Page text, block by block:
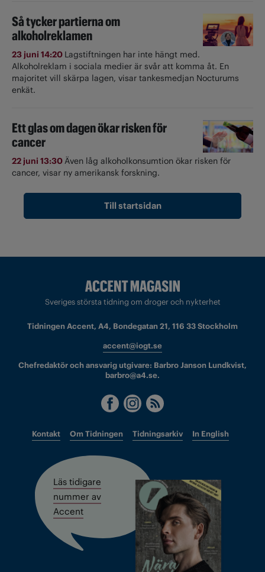
Så tycker partierna om
alkoholreklamen
23 juni 14:20 Lagstiftningen har inte hängt med.
Alkoholreklam i sociala medier är svår att komma åt. En
majoritet vill skärpa lagen, visar tankesmedjan Nocturums
enkät.
Ett glas om dagen ökar risken för
cancer
22 juni 13:30Även låg alkoholkonsumtion ökar risken för
cancer, visar ny amerikansk forskning.
Till startsidan
Sveriges största tidning om droger och nykterhet
Tidningen Accent, A4, Bondegatan 21, 116 33 Stockholm
accent@iogt.se
Chefredaktör och ansvarig utgivare: Barbro Janson Lundkvist,
barbro@a4.se.
Kontakt Om Tidningen Tidningsarkiv In English
Läs tidigare
nummer av
Accent